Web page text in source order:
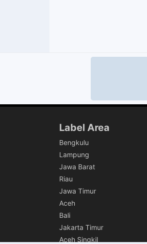
Label Area
Bengkulu
Lampung
Jawa Barat
Riau
Jawa Timur
Aceh
Bali
Jakarta Timur
Aceh Singkil